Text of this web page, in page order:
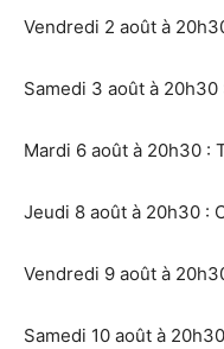
Vendredi 2 août à
Samedi 3 août à
Mardi 6 août à 20h30 :
Jeudi 8 août à 20h30 :
Vendredi 9 août à
Samedi 10 août à